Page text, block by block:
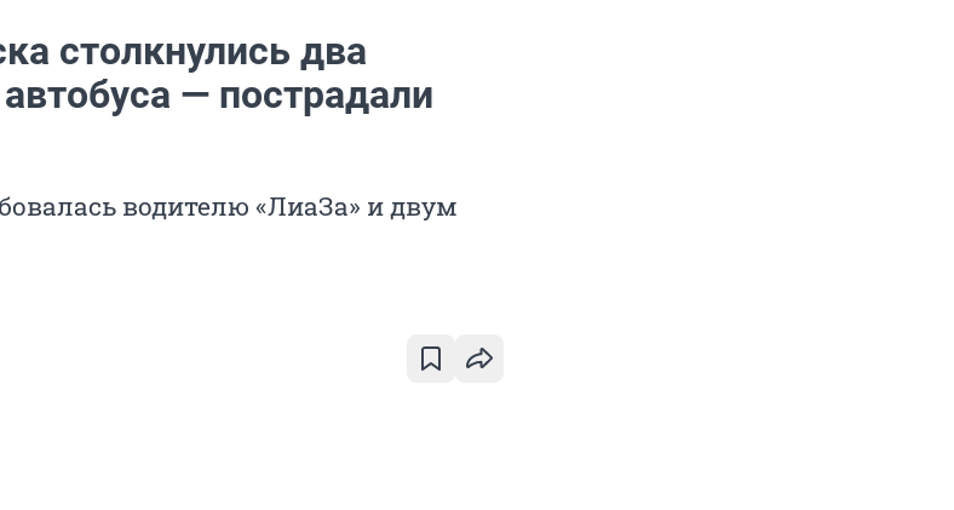
столкнулись два
— пострадали
водителю «ЛиаЗа» и двум